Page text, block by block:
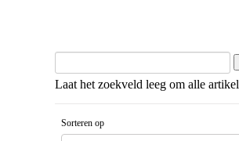
Laat het zoekveld leeg om alle
Sorteren op